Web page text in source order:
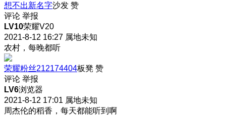
想不出新名字沙发 赞
评论 举报
LV10荣耀V20
2021-8-12 16:27 属地未知
农村，每晚都听
荣耀粉丝212174404板凳 赞
评论 举报
LV6浏览器
2021-8-12 17:01 属地未知
周杰伦的稻香，每天都能听到啊